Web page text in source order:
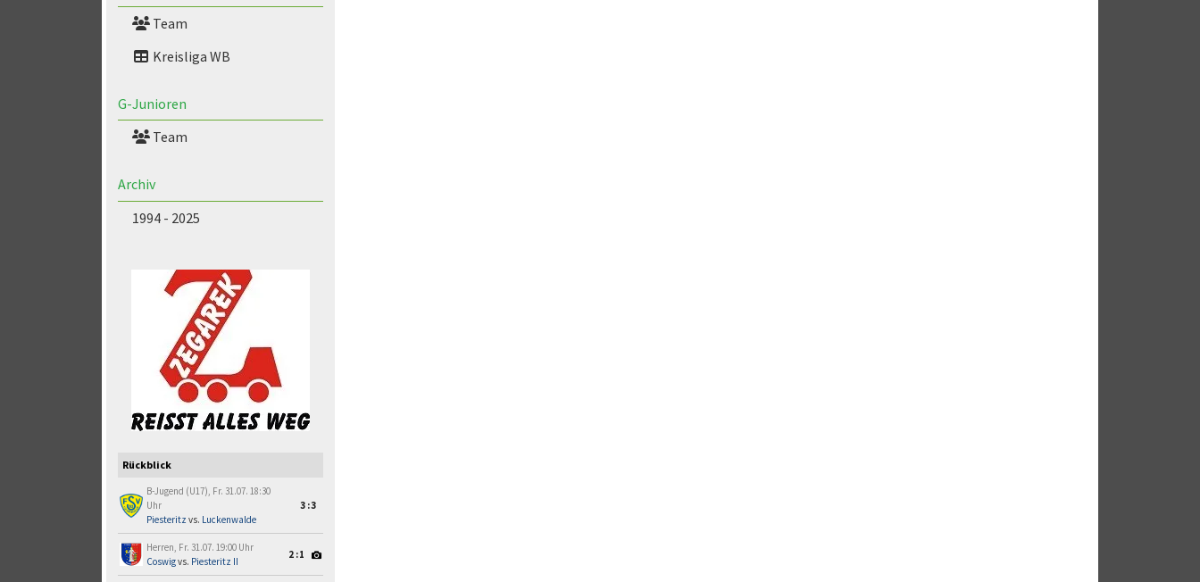
Team
Kreisliga WB
G-Junioren
Team
Archiv
1994 - 2025
Rückblick
B-Jugend (U17), Fr. 31.07. 18:30
Uhr
Piesteritz vs. Luckenwalde
3:3
Herren, Fr. 31.07. 19:00 Uhr
Coswigvs. Piesteritz II
2:1